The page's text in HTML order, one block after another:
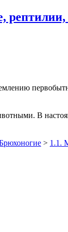
рептилии,
В
> 1.1.